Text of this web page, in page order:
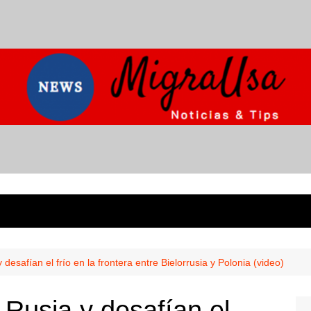
desafían el frío en la frontera entre Bielorrusia y Polonia (video)